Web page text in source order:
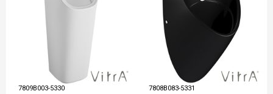
7809B003-5330 7808B083-5331